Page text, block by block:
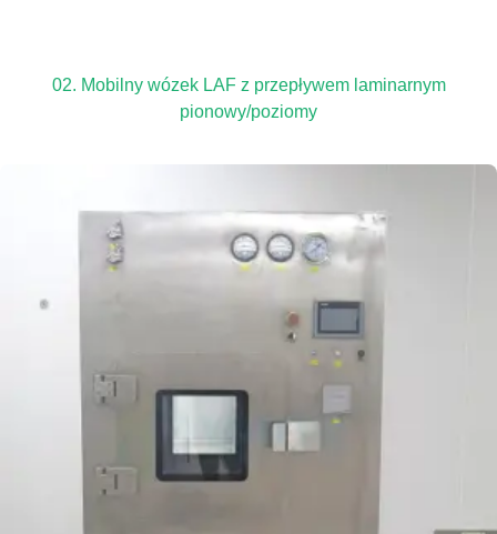
02. Mobilny wózek LAF z przepływem laminarnym
pionowy/poziomy